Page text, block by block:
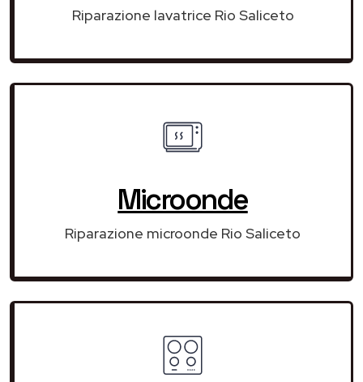
Riparazione lavatrice Rio Saliceto
Microonde
Riparazione microonde Rio Saliceto